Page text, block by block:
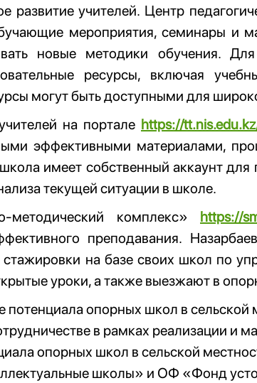
развитие учителей. Центр
мероприятия, семинары и
новые методики обучения.
ресурсы, включая
могут быть доступными для
на портале https://
эффективными материалами,
имеет собственный аккаунт для
текущей ситуации в школе.
методический комплекс» https://
преподавания.
на базе своих школ по
уроки, а также выезжают в
потенциала опорных школ в
в рамках реализации и
опорных школ в сельской
школы» и ОФ «Фонд